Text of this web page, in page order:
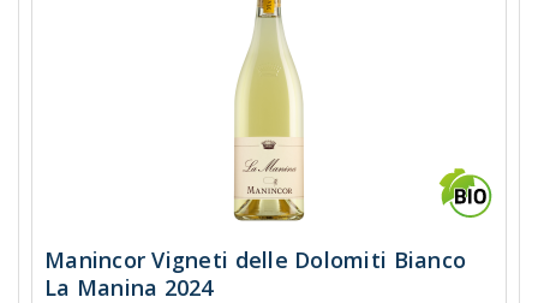
Manincor Vigneti delle Dolomiti Bianco
La Manina 2024